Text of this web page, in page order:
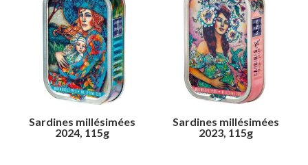
Sardines millésimées
2024, 115g
Sardines millésimées
2023, 115g